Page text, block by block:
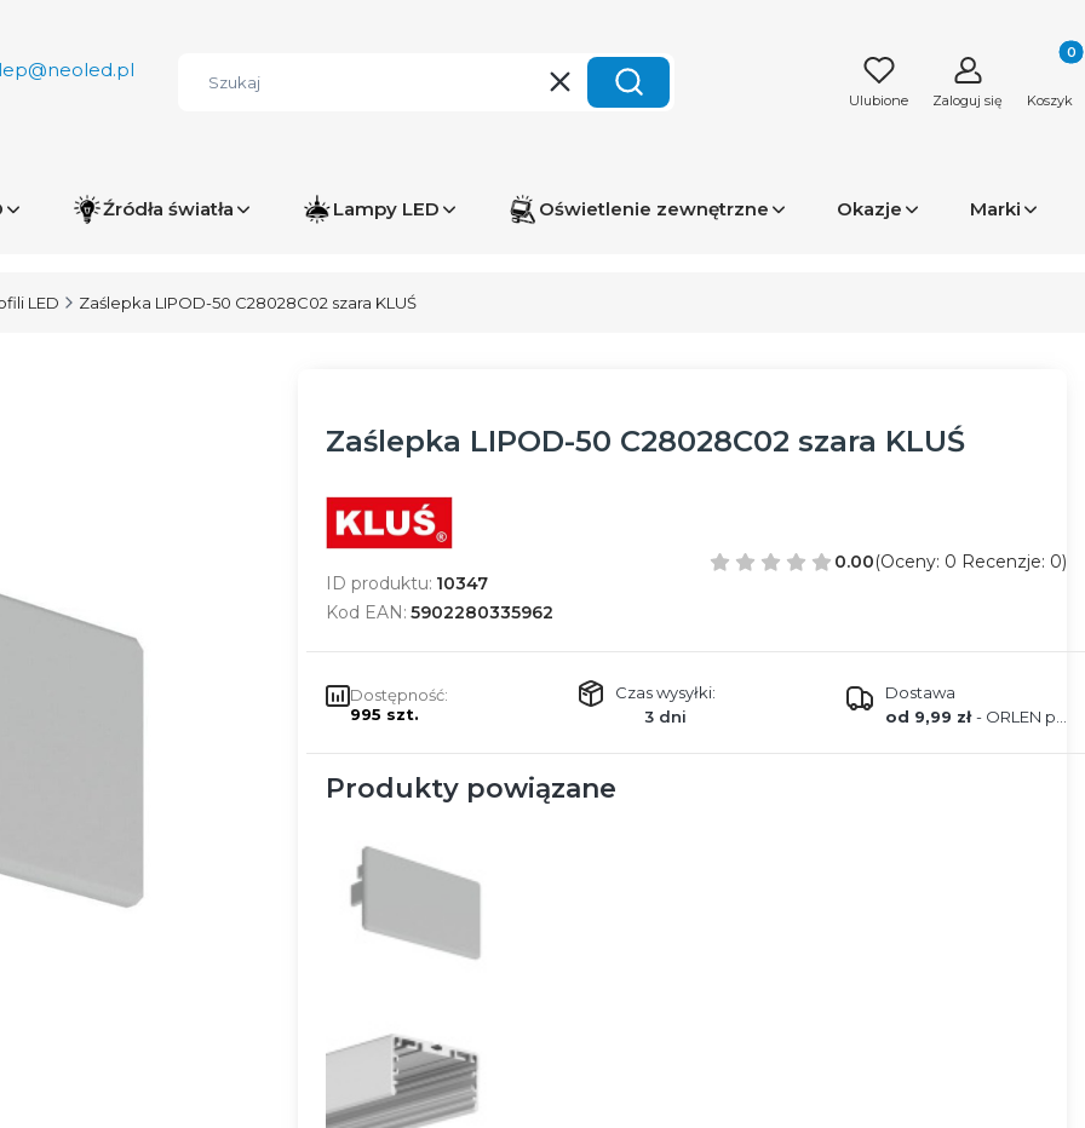
WyczyśćSzukaj Ulubione Zaloguj się Koszyk
Źródła światła Lampy LED Oświetlenie zewnętrzne Okazje Marki
LED Zaślepka LIPOD-50 C28028C02 szara KLUŚ
Zaślepka LIPOD-50 C28028C02 szara KLUŚ
ID produktu: 10347
Kod EAN: 5902280335962
0.00(Oceny: 0 Recenzje: 0)
Dostępność:
995 szt.
Czas wysyłki:
3 dni
Dostawa
od 9,99 zł- ORLEN paczka
Produkty powiązane